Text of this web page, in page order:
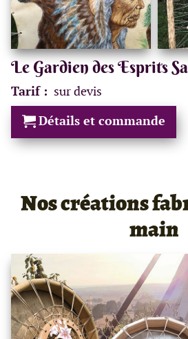
Le Gardien des Esprits
Tarif : sur devis
Détails et commande
Nos créations
main